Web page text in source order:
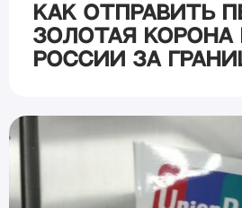
Как отправить
Золотая Корона
России за